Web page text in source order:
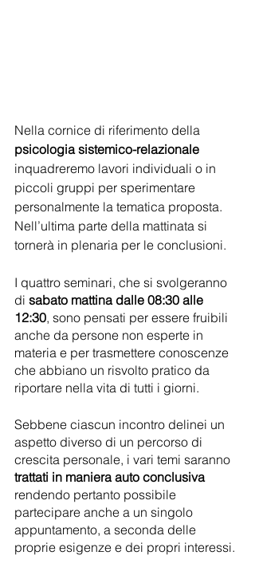
Nella cornice di riferimento della
psicologia sistemico-relazionale
inquadreremo lavori individuali o in
piccoli gruppi per sperimentare
personalmente la tematica proposta.
Nell’ultima parte della mattinata si
tornerà in plenaria per le conclusioni.
I quattro seminari, che si svolgeranno
di sabato mattina dalle 08:30 alle
12:30, sono pensati per essere fruibili
anche da persone non esperte in
materia e per trasmettere conoscenze
che abbiano un risvolto pratico da
riportare nella vita di tutti i giorni.
Sebbene ciascun incontro delinei un
aspetto diverso di un percorso di
crescita personale, i vari temi saranno
trattati in maniera auto conclusiva
rendendo pertanto possibile
partecipare anche a un singolo
appuntamento, a seconda delle
proprie esigenze e dei propri interessi.